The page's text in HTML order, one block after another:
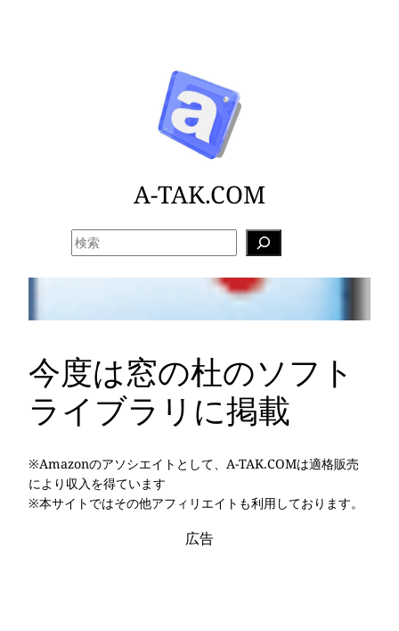
A-TAK.COM
今度は窓の杜のソフト
ライブラリに掲載
※Amazonのアソシエイトとして、A-TAK.COMは適格販売
により収入を得ています
※本サイトではその他アフィリエイトも利用しております。
広告